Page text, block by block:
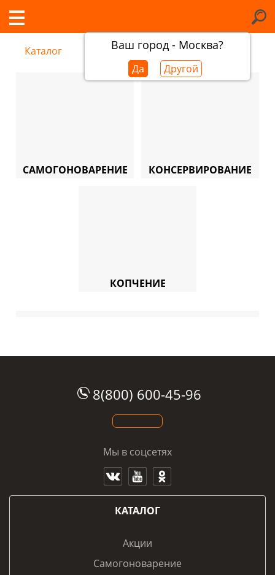
Ваш город - Москва?
Да Другой
Каталог
САМОГОНОВАРЕНИЕ КОНСЕРВИРОВАНИЕ
КОПЧЕНИЕ
8(800) 600-45-96
Мы в соцсетях
КАТАЛОГ
Акции
Самогоноварение